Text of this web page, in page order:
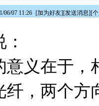
06/07 11:26 [加为好友][发送消息][
意义在于，
纤，两个方